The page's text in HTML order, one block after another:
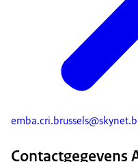
Contactgegevens